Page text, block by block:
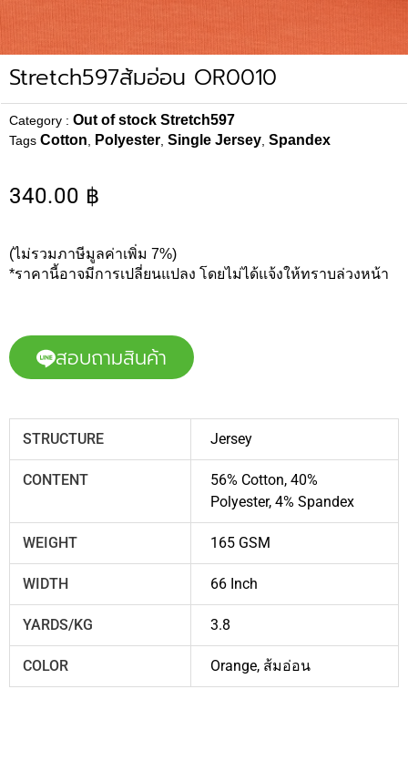
Stretch597ส้มอ่อน OR0010
Category : Out of stock Stretch597
Tags Cotton Polyester Single Jersey Spandex
340.00 ฿
(ไม่รวมภาษีมูลค่าเพิ่ม 7%)
*ราคานี้อาจมีการเปลี่ยนแปลง โดยไม่ได้แจ้งให้ทราบล่วงหน้า
สอบถามสินค้า
STRUCTURE Jersey
CONTENT
56% Cotton, 40%
Polyester, 4% Spandex
WEIGHT 165 GSM
WIDTH 66 Inch
YARDS/KG 3.8
COLOR Orange, ส้มอ่อน